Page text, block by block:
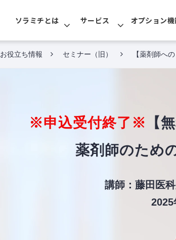
ソラミチとは サービス オプション
お役立ち情報 セミナー（旧） 【薬剤師へ
※申込受付終了※ 【
薬剤師のため
講師：藤田医
2025